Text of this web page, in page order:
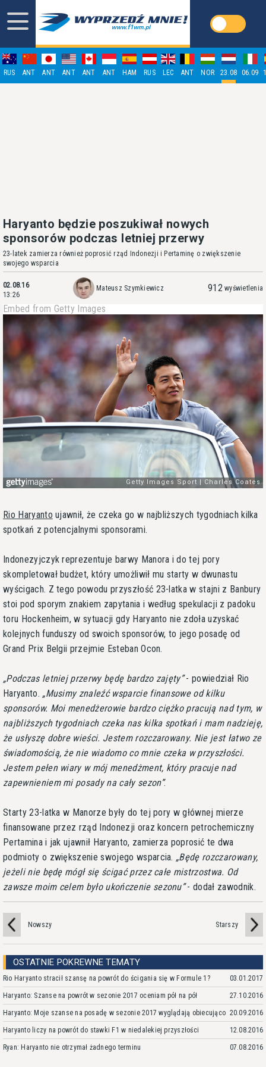
RUS ANT ANT ANT ANT ANT HAM RUS LEC ANT NOR 23.08 06.09
Haryanto będzie poszukiwał nowych
sponsorów podczas letniej przerwy
23-latek zamierza również poprosić rząd Indonezji i Pertaminę o zwiększenie
swojego wsparcia
02.08.16
13:26
Mateusz Szymkiewicz 912 wyświetlenia
Embed from Getty Images
Rio Haryanto ujawnił, że czeka go w najbliższych tygodniach kilka
spotkań z potencjalnymi sponsorami.
Indonezyjczyk reprezentuje barwy Manora i do tej pory
skompletował budżet, który umożliwił mu starty w dwunastu
wyścigach. Z tego powodu przyszłość 23-latka w stajni z Banbury
stoi pod sporym znakiem zapytania i według spekulacji z padoku
toru Hockenheim, w sytuacji gdy Haryanto nie zdoła uzyskać
kolejnych funduszy od swoich sponsorów, to jego posadę od
Grand Prix Belgii przejmie Esteban Ocon.
Podczas letniej przerwy będę bardzo zajęty - powiedział Rio
Haryanto.
Musimy znaleźć wsparcie finansowe od kilku
sponsorów. Moi menedżerowie bardzo ciężko pracują nad tym, w
najbliższych tygodniach czeka nas kilka spotkań i mam nadzieję,
że usłyszę dobre wieści. Jestem rozczarowany. Nie jest łatwo ze
świadomością, że nie wiadomo co mnie czeka w przyszłości.
Jestem pełen wiary w mój menedżment, który pracuje nad
zapewnieniem mi posady na cały sezon .
Starty 23-latka w Manorze były do tej pory w głównej mierze
finansowane przez rząd Indonezji oraz koncern petrochemiczny
Pertamina i jak ujawnił Haryanto, zamierza poprosić te dwa
podmioty o zwiększenie swojego wsparcia.
Będę rozczarowany,
jeżeli nie będę mógł się ścigać przez całe mistrzostwa. Od
zawsze moim celem było ukończenie sezonu - dodał zawodnik.
Nowszy Starszy
OSTATNIE POKREWNE TEMATY
Rio Haryanto stracił szansę na powrót do ścigania się w Formule 1? 03.01.2017
Haryanto: Szanse na powrót w sezonie 2017 oceniam pół na pół 27.10.2016
Haryanto: Moje szanse na posadę w sezonie 2017 wyglądają obiecująco 20.09.2016
Haryanto liczy na powrót do stawki F1 w niedalekiej przyszłości 12.08.2016
Ryan: Haryanto nie otrzymał żadnego terminu 07.08.2016